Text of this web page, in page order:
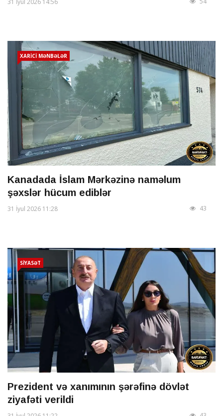
31 İyul 2026 14:56
XARİCİ MƏNBƏLƏR
Kanadada İslam Mərkəzinə naməlum
şəxslər hücum ediblər
31 İyul 2026 11:28 43
SİYASƏT
Prezident və xanımının şərəfinə dövlət
ziyafəti verildi